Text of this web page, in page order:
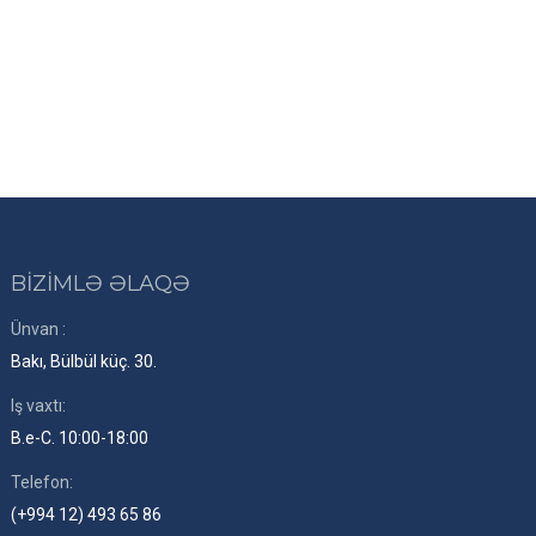
BİZİMLƏ ƏLAQƏ
Ünvan :
Bakı, Bülbül küç. 30.
Iş vaxtı:
B.e-C. 10:00-18:00
Telefon:
(+994 12) 493 65 86